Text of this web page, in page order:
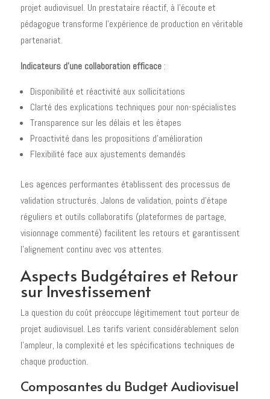
projet audiovisuel. Un prestataire réactif, à l'écoute et
pédagogue transforme l'expérience de production en véritable
partenariat.
Indicateurs d'une collaboration efficace:
Disponibilité et réactivité aux sollicitations
Clarté des explications techniques pour non-spécialistes
Transparence sur les délais et les étapes
Proactivité dans les propositions d'amélioration
Flexibilité face aux ajustements demandés
Les agences performantes établissent des processus de
validation structurés. Jalons de validation, points d'étape
réguliers et outils collaboratifs (plateformes de partage,
visionnage commenté) facilitent les retours et garantissent
l'alignement continu avec vos attentes.
Aspects Budgétaires et Retour
sur Investissement
La question du coût préoccupe légitimement tout porteur de
projet audiovisuel. Les tarifs varient considérablement selon
l'ampleur, la complexité et les spécifications techniques de
chaque production.
Composantes du Budget Audiovisuel